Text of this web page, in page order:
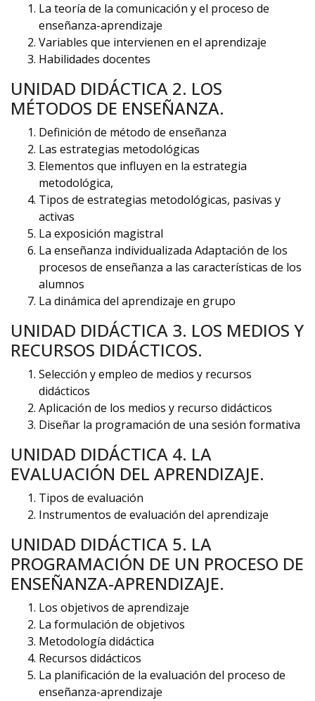
La teoría de la comunicación y el proceso de
enseñanza-aprendizaje
Variables que intervienen en el aprendizaje
Habilidades docentes
UNIDAD DIDÁCTICA 2. LOS
MÉTODOS DE ENSEÑANZA.
Definición de método de enseñanza
Las estrategias metodológicas
Elementos que influyen en la estrategia
metodológica,
Tipos de estrategias metodológicas, pasivas y
activas
La exposición magistral
La enseñanza individualizada Adaptación de los
procesos de enseñanza a las características de los
alumnos
La dinámica del aprendizaje en grupo
UNIDAD DIDÁCTICA 3. LOS MEDIOS Y
RECURSOS DIDÁCTICOS.
Selección y empleo de medios y recursos
didácticos
Aplicación de los medios y recurso didácticos
Diseñar la programación de una sesión formativa
UNIDAD DIDÁCTICA 4. LA
EVALUACIÓN DEL APRENDIZAJE.
Tipos de evaluación
Instrumentos de evaluación del aprendizaje
UNIDAD DIDÁCTICA 5. LA
PROGRAMACIÓN DE UN PROCESO DE
ENSEÑANZA-APRENDIZAJE.
Los objetivos de aprendizaje
La formulación de objetivos
Metodología didáctica
Recursos didácticos
La planificación de la evaluación del proceso de
enseñanza-aprendizaje